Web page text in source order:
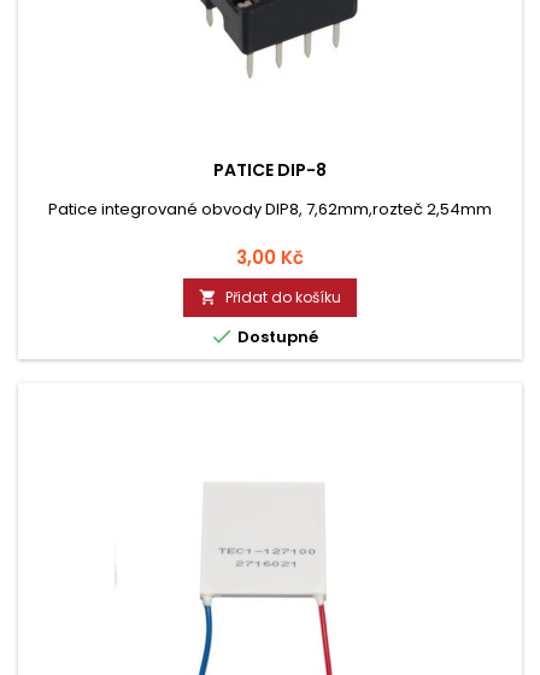
PATICE DIP-8
Patice integrované obvody DIP8, 7,62mm,rozteč 2,54mm
Cena
3,00 Kč
 Přidat do košíku
 Dostupné